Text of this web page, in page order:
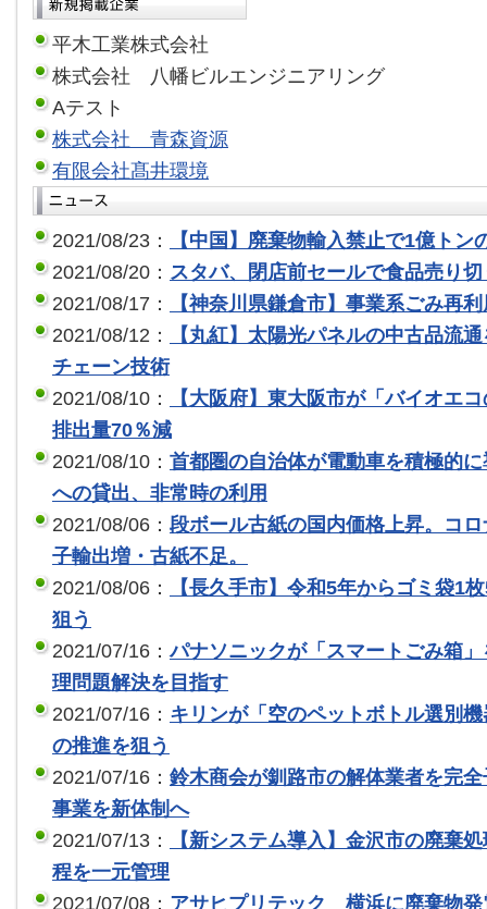
平木工業株式会社
株式会社 八幡ビルエンジニアリング
Aテスト
株式会社 青森資源
有限会社髙井環境
2021/08/23：
【中国】廃棄物輸入禁止で1億トン
2021/08/20： スタバ、閉店前セールで食品売り
2021/08/17：
【神奈川県鎌倉市】事業系ごみ再
2021/08/12：
【丸紅】太陽光パネルの中古品流
チェーン技術
2021/08/10：
【大阪府】東大阪市が「バイオエ
排出量70％減
2021/08/10： 首都圏の自治体が電動車を積極的
への貸出、非常時の利用
2021/08/06： 段ボール古紙の国内価格上昇。コ
子輸出増・古紙不足。
2021/08/06：
【長久手市】令和5年からゴミ袋1
狙う
2021/07/16：パナソニックが「スマートごみ箱
理問題解決を目指す
2021/07/16： キリンが「空のペットボトル選別
の推進を狙う
2021/07/16： 鈴木商会が釧路市の解体業者を完
事業を新体制へ
2021/07/13：
【新システム導入】金沢市の廃棄
程を一元管理
2021/07/08： アサヒプリテック 横浜に廃棄物発